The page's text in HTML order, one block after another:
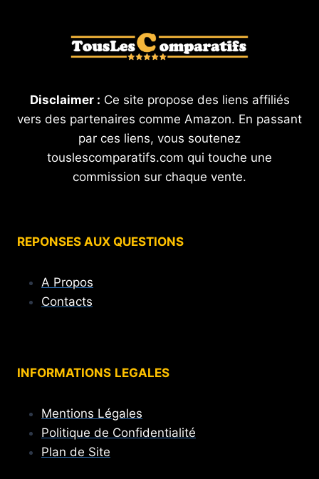
Disclaimer : Ce site propose des liens affiliés
vers des partenaires comme Amazon. En passant
par ces liens, vous soutenez
touslescomparatifs.com qui touche une
commission sur chaque vente.
REPONSES AUX QUESTIONS
A Propos
Contacts
INFORMATIONS LEGALES
Mentions Légales
Politique de Confidentialité
Plan de Site